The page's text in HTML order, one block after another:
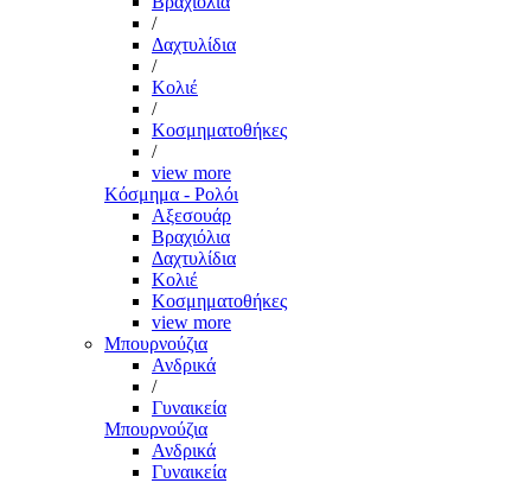
/
Δαχτυλίδια
/
Κολιέ
/
Κοσμηματοθήκες
/
view more
Κόσμημα - Ρολόι
Αξεσουάρ
Βραχιόλια
Δαχτυλίδια
Κολιέ
Κοσμηματοθήκες
view more
Μπουρνούζια
Ανδρικά
/
Γυναικεία
Μπουρνούζια
Ανδρικά
Γυναικεία